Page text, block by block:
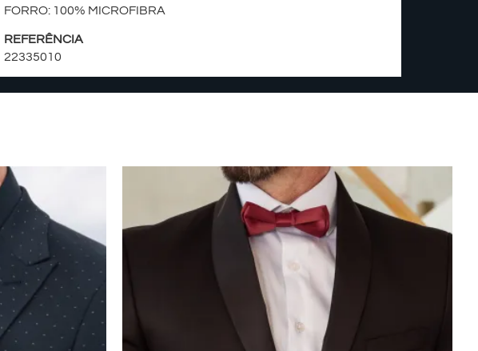
FORRO: 100% MICROFIBRA
REFERÊNCIA
22335010